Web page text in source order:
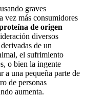
graves
vez más consumidores
de origen
diversos
de un
el sufrimiento
o bien la ingente
a una pequeña parte de
de personas
aumenta.